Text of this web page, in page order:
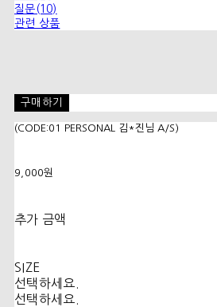
질문(10)
관련 상품
구매하기
(CODE:01 PERSONAL 김*진님 A/S)
9,000원
추가 금액
SIZE
선택하세요.
선택하세요.